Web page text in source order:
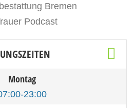
Bremen
Podcast
Montag
23:00